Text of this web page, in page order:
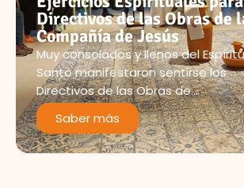
Directivos de las Obras de
Compañía de Jesús
Muy consolados y llenos del
Santo manifestaron sentirse los
Directivos de las Obras de…
Saber más